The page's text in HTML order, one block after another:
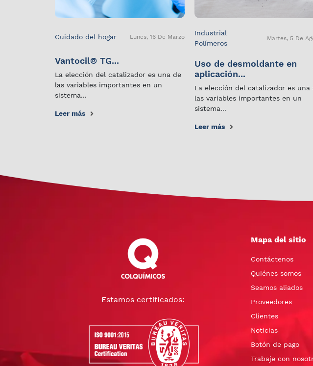
Cuidado del hogar Lunes, 16 De Marzo
Vantocil® TG...
La elección del catalizador es una de
las variables importantes en un
sistema...
Leer más
Industrial
Polímeros
Martes, 5 De
Uso de desmoldante en
aplicación...
La elección del catalizador es una
las variables importantes en un
sistema...
Leer más
Estamos certificados:
Mapa del sitio
Contáctenos
Quiénes somos
Seamos aliados
Proveedores
Clientes
Noticias
Botón de pago
Trabaje con